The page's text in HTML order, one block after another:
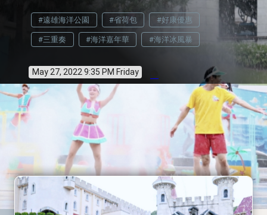
#遠雄海洋公園 #省荷包 #好康優惠
#三重奏 #海洋嘉年華 #海洋冰風暴
May 27, 2022 9:35 PM Friday